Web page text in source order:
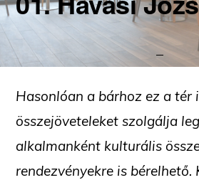
Hasonlóan a bárhoz ez a tér
összejöveteleket szolgálja
alkalmanként kulturális
rendezvényekre is bérelhető.